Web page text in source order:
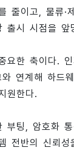
줄이고, 물류·
출시 시점을 앞
요한 축이다.
연계해 하드
원한다.
부팅, 암호화 통
전반의 신뢰성